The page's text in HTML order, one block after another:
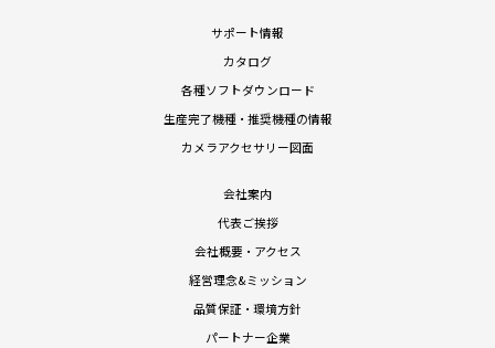
サポート情報
カタログ
各種ソフトダウンロード
生産完了機種・推奨機種の情報
カメラアクセサリー図面
会社案内
代表ご挨拶
会社概要・アクセス
経営理念&ミッション
品質保証・環境方針
パートナー企業